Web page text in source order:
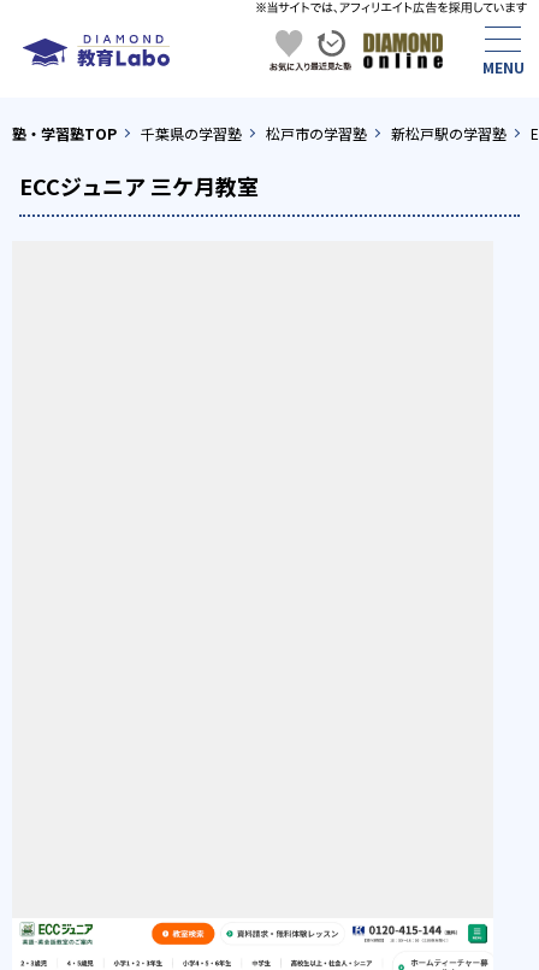
塾・学習塾TOP 千葉県の学習塾 松戸市の学習塾 新松戸駅の学習塾
ECCジュニア 三ケ月教室